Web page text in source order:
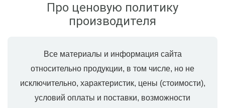
Про ценовую политику
производителя
Все материалы и информация сайта
относительно продукции, в том числе, но не
исключительно, характеристик, цены (стоимости),
условий оплаты и поставки, возможности